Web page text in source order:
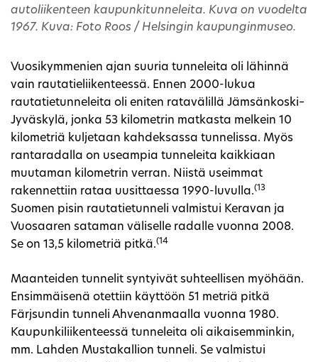
autoliikenteen kaupunkitunneleita. Kuva on vuodelta
1967. Kuva: Foto Roos / Helsingin kaupunginmuseo.
Vuosikymmenien ajan suuria tunneleita oli lähinnä
vain rautatieliikenteessä. Ennen 2000-lukua
rautatietunneleita oli eniten ratavälillä Jämsänkoski–
Jyväskylä, jonka 53 kilometrin matkasta melkein 10
kilometriä kuljetaan kahdeksassa tunnelissa. Myös
rantaradalla on useampia tunneleita kaikkiaan
muutaman kilometrin verran. Niistä useimmat
rakennettiin rataa uusittaessa 1990-luvulla.(13
Suomen pisin rautatietunneli valmistui Keravan ja
Vuosaaren sataman väliselle radalle vuonna 2008.
Se on 13,5 kilometriä pitkä.(14
Maanteiden tunnelit syntyivät suhteellisen myöhään.
Ensimmäisenä otettiin käyttöön 51 metriä pitkä
Färjsundin tunneli Ahvenanmaalla vuonna 1980.
Kaupunkiliikenteessä tunneleita oli aikaisemminkin,
mm. Lahden Mustakallion tunneli. Se valmistui